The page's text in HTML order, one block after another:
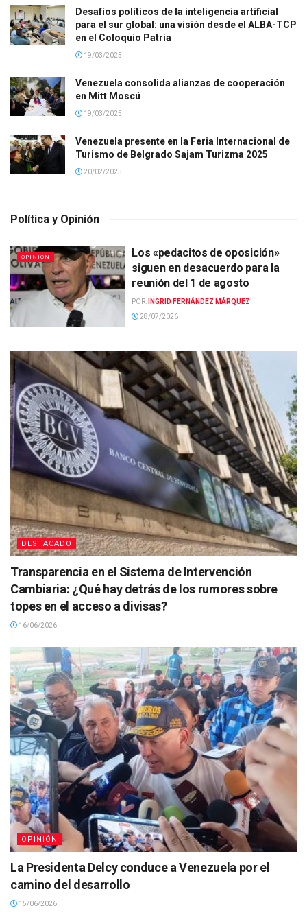
Desafíos políticos de la inteligencia artificial
para el sur global: una visión desde el ALBA-TCP
en el Coloquio Patria
19/03/2025
Venezuela consolida alianzas de cooperación
en Mitt Moscú
19/03/2025
Venezuela presente en la Feria Internacional de
Turismo de Belgrado Sajam Turizma 2025
20/02/2025
Política y Opinión
OPINIÓN
Los «pedacitos de oposición»
siguen en desacuerdo para la
reunión del 1 de agosto
POR:
INGRID FERNÁNDEZ MÁRQUEZ
28/07/2026
DESTACADO
Transparencia en el Sistema de Intervención
Cambiaria: ¿Qué hay detrás de los rumores sobre
topes en el acceso a divisas?
16/06/2026
OPINIÓN
La Presidenta Delcy conduce a Venezuela por el
camino del desarrollo
15/06/2026